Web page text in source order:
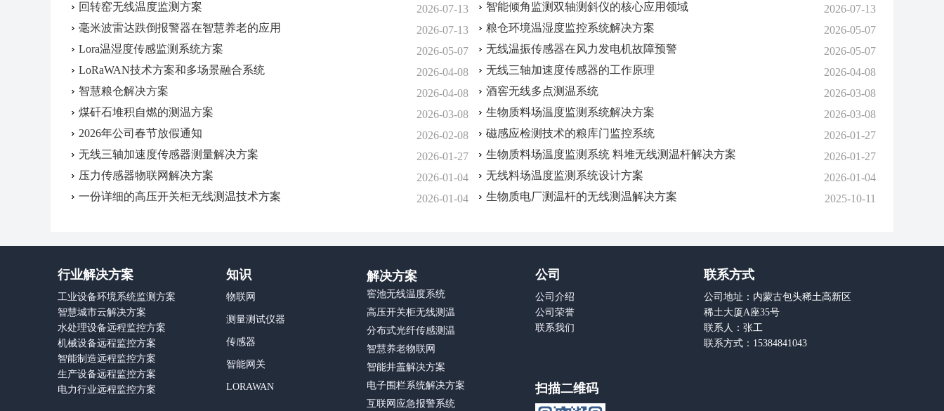
2026-07-13
回转窑无线温度监测方案 2026-07-13
智能倾角监测双轴测斜仪的核心应用领域
2026-07-13
毫米波雷达跌倒报警器在智慧养老的应用 2026-05-07
粮仓环境温湿度监控系统解决方案
2026-05-07
Lora温湿度传感监测系统方案 2026-05-07
无线温振传感器在风力发电机故障预警
2026-04-08
LoRaWAN技术方案‌和‌多场景融合系统‌ 2026-04-08
无线三轴加速度传感器的工作原理
2026-04-08
智慧粮仓解决方案 2026-03-08
酒窖无线多点测温系统
2026-03-08
煤矸石堆积自燃的测温方案 2026-03-08
生物质料场温度监测系统解决方案
2026-02-08
2026年公司春节放假通知 2026-01-27
磁感应检测技术的粮库门监控系统
2026-01-27
无线三轴加速度传感器测量解决方案 2026-01-27
生物质料场温度监测系统 料堆无线测温杆解决方案
2026-01-04
压力传感器物联网解决方案 2026-01-04
无线料场温度监测系统设计方案
2026-01-04
一份详细的高压开关柜无线测温技术方案 2025-10-11
生物质电厂测温杆的无线测温解决方案
行业解决方案
工业设备环境系统监测方案
智慧城市云解决方案
水处理设备远程监控方案
机械设备远程监控方案
智能制造远程监控方案
生产设备远程监控方案
电力行业远程监控方案
知识
物联网
测量测试仪器
传感器
智能网关
LORAWAN
解决方案
窖池无线温度系统
高压开关柜无线测温
分布式光纤传感测温
智慧养老物联网
智能井盖解决方案
电子围栏系统解决方案
互联网应急报警系统
公司
公司介绍
公司荣誉
联系我们
联系方式
公司地址：内蒙古包头稀土高新区
稀土大厦A座35号
联系人：张工
联系方式：15384841043
扫描二维码